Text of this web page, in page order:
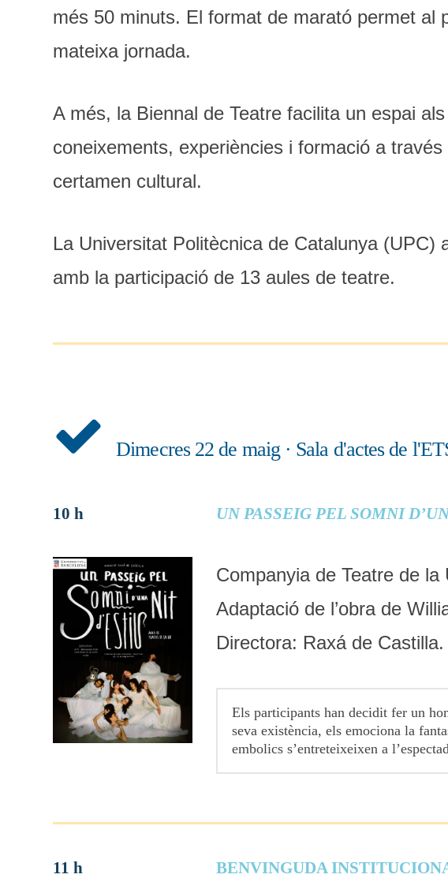
més 50 minuts. El format de marató permet al
mateixa jornada.
A més, la Biennal de Teatre facilita un espai
coneixements, experiències i formació a
certamen cultural.
La Universitat Politècnica de Catalunya
amb la participació de 13 aules de teatre.
Dimecres 22 de maig · Sala d'actes de
10 h UN PASSEIG PEL SOMNI
Companyia de Teatre de
Adaptació de l’obra de
Directora: Raxá de Castilla.
Els participants han decidit fer un
seva existència, els emociona la
embolics s’entreteixeixen a
11 h BENVINGUDA